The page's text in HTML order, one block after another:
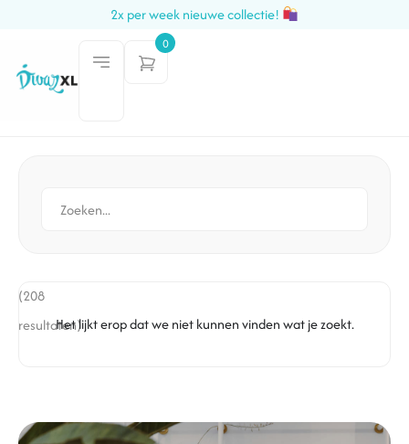
2x per week nieuwe collectie!
0
(208
resultaten)Het lijkt erop dat we niet kunnen vinden wat je zoekt.